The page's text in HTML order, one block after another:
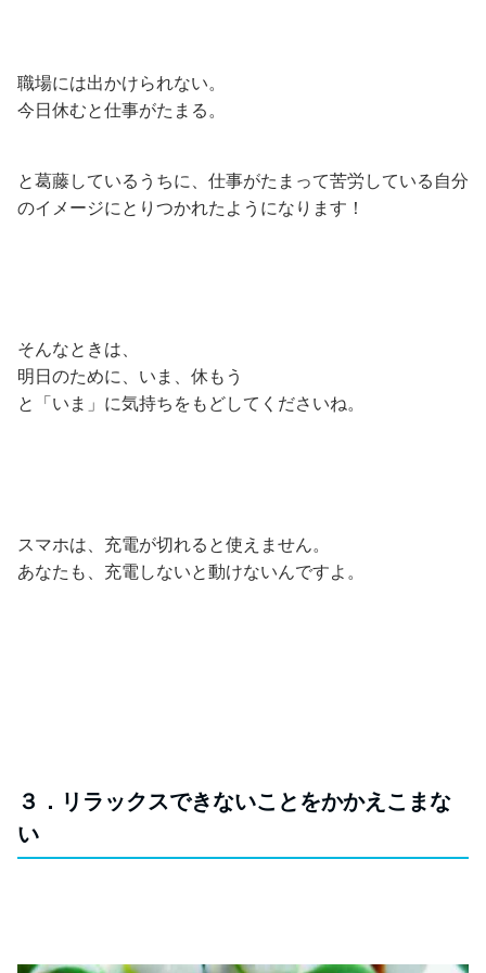
職場には出かけられない。
今日休むと仕事がたまる。
と葛藤しているうちに、仕事がたまって苦労している自分
のイメージにとりつかれたようになります！
そんなときは、
明日のために、いま、休もう
と「いま」に気持ちをもどしてくださいね。
スマホは、充電が切れると使えません。
あなたも、充電しないと動けないんですよ。
３．リラックスできないことをかかえこまな
い